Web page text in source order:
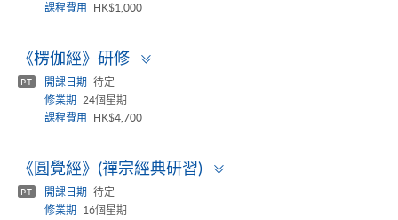
課程費用
HK$1,000
《楞伽經》研修
PT 開課日期
待定
修業期
24個星期
課程費用
HK$4,700
《圓覺經》(禪宗經典研習)
PT 開課日期
待定
修業期
16個星期